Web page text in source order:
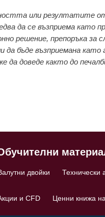
или резултатите от
да се възприема като
решение, препоръка за
бъде възприемана като
доведе както до
двойки Технически
и CFD Ценни книжа